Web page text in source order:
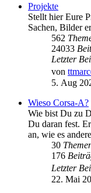
Projekte
Stellt hier Eure
Sachen, Bilder
562
24033
Letzter
von
5. Aug
Wieso Corsa-A?
Wie bist Du zu
Du daran fest.
an, wie es
30
176
Letzter
22. Mai